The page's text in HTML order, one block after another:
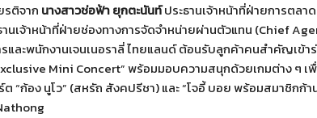
รติจาก นางสาวช่อฟ้า ยุกตะนันท์ประธานเจ้าหน้าที่ฝ่ายการตลา
านเจ้าหน้าที่ฝ่ายช่องทางการจัดจำหน่ายผ่านตัวแทน (Chief
และพนักงานเจนเนอราลี่ ไทยแลนด์ ต้อนรับลูกค้าคนสำคัญเข้า
Mini Concert” พร้อมมอบความสนุกด้วยเกมต่าง ๆ
“ก้อง นูโว” (สหรัถ สังคปรีชา) และ “โจอี้ บอย พร้อมสมาชิกก้